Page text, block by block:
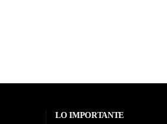
LO IMPORTANTE